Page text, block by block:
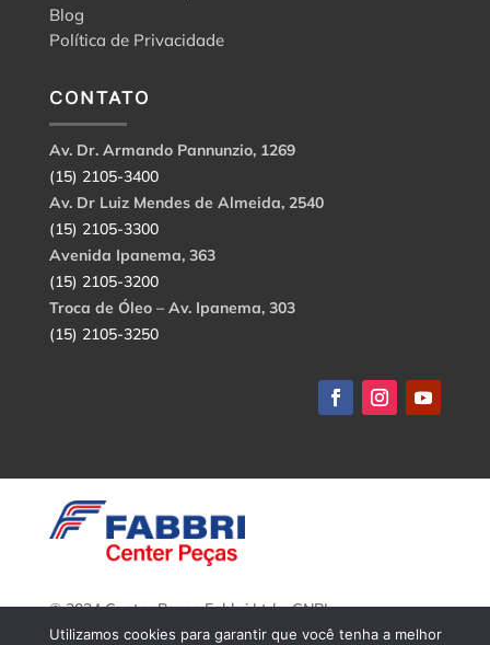
Blog
Política de Privacidade
CONTATO
Av. Dr. Armando Pannunzio, 1269
(15) 2105-3400
Av. Dr Luiz Mendes de Almeida, 2540
(15) 2105-3300
Avenida Ipanema, 363
(15) 2105-3200
Troca de Óleo – Av. Ipanema, 303
(15) 2105-3250
© 2024 Center Peças Fabbri Ltda. CNPJ:
56.908.650/0001-94.
Utilizamos cookies para garantir que você tenha a melhor